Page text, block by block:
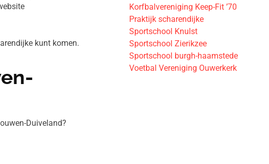
kunt komen.
Duiveland?
Korfbalvereniging Keep-Fit ’70
Praktijk scharendijke
Sportschool Knulst
Sportschool Zierikzee
Sportschool burgh-haamstede
Voetbal Vereniging Ouwerkerk